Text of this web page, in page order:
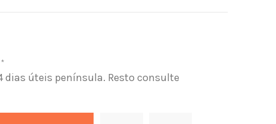
*
dias úteis península. Resto consulte